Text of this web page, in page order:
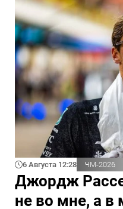
6 Августа 12:28 ЧМ-2026
Джордж
не во мне, а в